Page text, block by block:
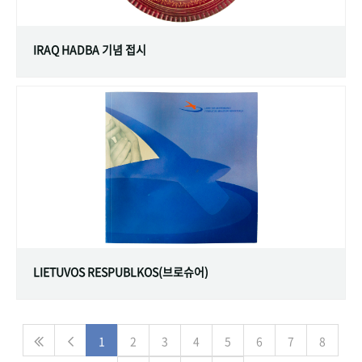
IRAQ HADBA 기념 접시
LIETUVOS RESPUBLKOS(브로슈어)
1 2 3 4 5 6 7 8